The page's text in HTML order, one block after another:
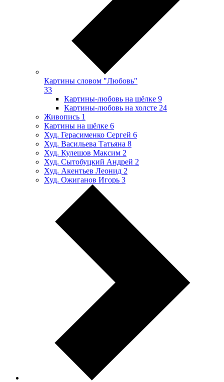
Картины словом "Любовь"
33
Картины-любовь на шёлке 9
Картины-любовь на холсте 24
Живопись 1
Картины на шёлке 6
Худ. Герасименко Сергей 6
Худ. Васильева Татьяна 8
Худ. Кулешов Максим 2
Худ. Сытобуцкий Андрей 2
Худ. Акентьев Леонид 2
Худ. Ожиганов Игорь 3